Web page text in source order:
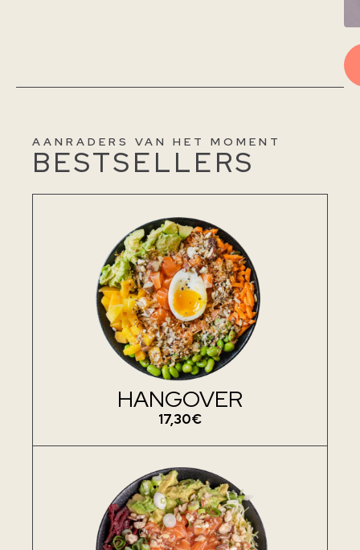
AANRADERS VAN HET MOMENT
BESTSELLERS
HANGOVER
17,30€